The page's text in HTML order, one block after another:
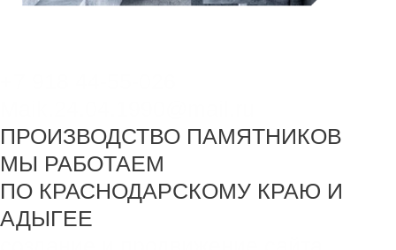
ПРОИЗВОДСТВО ПАМЯТНИКОВ
МЫ РАБОТАЕМ
ПО КРАСНОДАРСКОМУ КРАЮ И
АДЫГЕЕ